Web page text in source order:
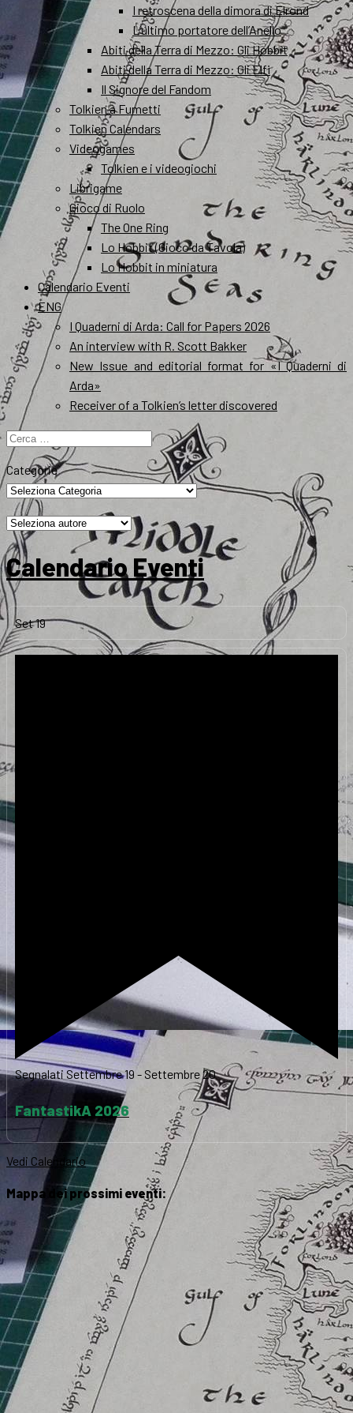
I retroscena della dimora di Elrond
L’ultimo portatore dell’Anello
Abiti della Terra di Mezzo: Gli Hobbit
Abiti della Terra di Mezzo: Gli Elfi
Il Signore del Fandom
Tolkien a Fumetti
Tolkien Calendars
Videogames
Tolkien e i videogiochi
Librigame
Gioco di Ruolo
The One Ring
Lo Hobbit (Gioco da Tavola)
Lo Hobbit in miniatura
Calendario Eventi
ENG
I Quaderni di Arda: Call for Papers 2026
An interview with R. Scott Bakker
New Issue and editorial format for «I Quaderni di
Arda»
Receiver of a Tolkien’s letter discovered
Ricerca
per:
Categorie
Calendario Eventi
Set19
Segnalati Settembre 19 - Settembre 20
FantastikA 2026
Vedi Calendario
Mappa dei prossimi eventi: